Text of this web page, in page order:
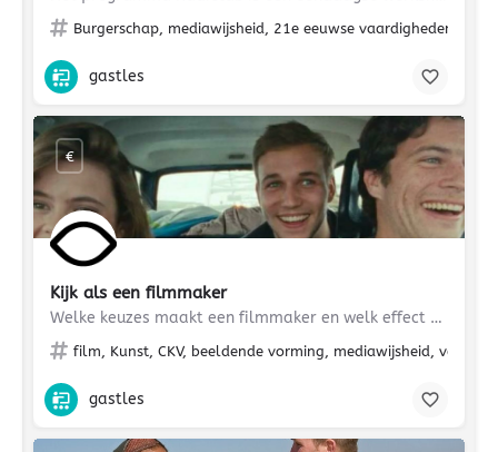
Burgerschap, mediawijsheid, 21e eeuwse vaardigheden
gastles
Kijk als een filmmaker
Welke keuzes maakt een filmmaker en welk effect hebben ze op de kijkervaring?
film, Kunst, CKV, beeldende vorming, mediawijsheid,
€
gastles